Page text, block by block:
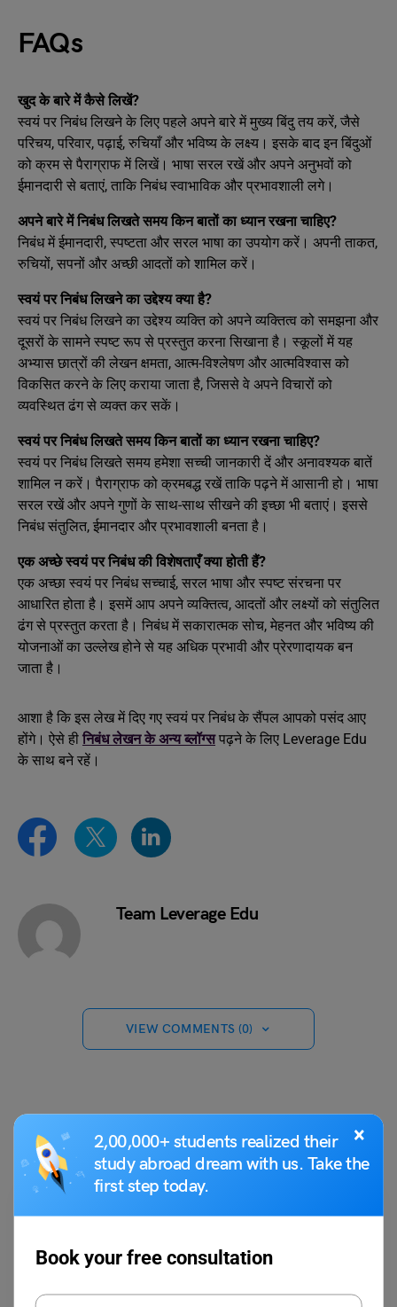
×
2,00,000+ students realized their
study abroad dream with us. Take the
first step today.
Book your free consultation
FAQs
खुद के बारे में कैसे लिखें?
स्वयं पर निबंध लिखने के लिए पहले अपने बारे में मुख्य बिंदु तय करें, जैसे
परिचय, परिवार, पढ़ाई, रुचियाँ और भविष्य के लक्ष्य। इसके बाद इन बिंदुओं
को क्रम से पैराग्राफ में लिखें। भाषा सरल रखें और अपने अनुभवों को
ईमानदारी से बताएं, ताकि निबंध स्वाभाविक और प्रभावशाली लगे।
अपने बारे में निबंध लिखते समय किन बातों का ध्यान रखना चाहिए?
निबंध में ईमानदारी, स्पष्टता और सरल भाषा का उपयोग करें। अपनी ताकत,
रुचियों, सपनों और अच्छी आदतों को शामिल करें।
स्वयं पर निबंध लिखने का उद्देश्य क्या है?
स्वयं पर निबंध लिखने का उद्देश्य व्यक्ति को अपने व्यक्तित्व को समझना और
दूसरों के सामने स्पष्ट रूप से प्रस्तुत करना सिखाना है। स्कूलों में यह
अभ्यास छात्रों की लेखन क्षमता, आत्म-विश्लेषण और आत्मविश्वास को
विकसित करने के लिए कराया जाता है, जिससे वे अपने विचारों को
व्यवस्थित ढंग से व्यक्त कर सकें।
स्वयं पर निबंध लिखते समय किन बातों का ध्यान रखना चाहिए?
स्वयं पर निबंध लिखते समय हमेशा सच्ची जानकारी दें और अनावश्यक बातें
शामिल न करें। पैराग्राफ को क्रमबद्ध रखें ताकि पढ़ने में आसानी हो। भाषा
सरल रखें और अपने गुणों के साथ-साथ सीखने की इच्छा भी बताएं। इससे
निबंध संतुलित, ईमानदार और प्रभावशाली बनता है।
एक अच्छे स्वयं पर निबंध की विशेषताएँ क्या होती हैं?
एक अच्छा स्वयं पर निबंध सच्चाई, सरल भाषा और स्पष्ट संरचना पर
आधारित होता है। इसमें आप अपने व्यक्तित्व, आदतों और लक्ष्यों को संतुलित
ढंग से प्रस्तुत करता है। निबंध में सकारात्मक सोच, मेहनत और भविष्य की
योजनाओं का उल्लेख होने से यह अधिक प्रभावी और प्रेरणादायक बन
जाता है।
आशा है कि इस लेख में दिए गए स्वयं पर निबंध के सैंपल आपको पसंद आए
होंगे। ऐसे ही निबंध लेखन के अन्य ब्लॉग्सपढ़ने के लिए Leverage Edu
के साथ बने रहें।
Team Leverage Edu
VIEW COMMENTS (0)
You May Also Like